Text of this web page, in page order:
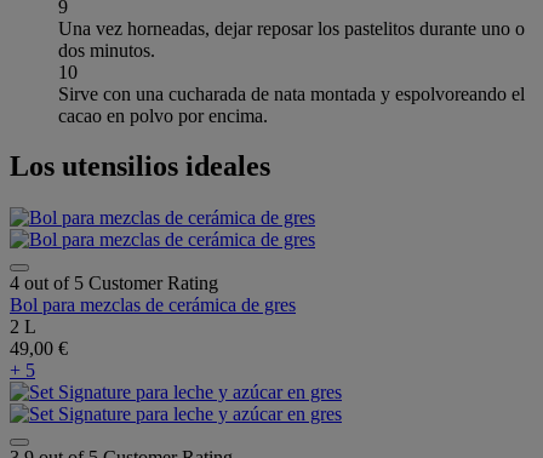
9
Una vez horneadas, dejar reposar los pastelitos durante uno o
dos minutos.
10
Sirve con una cucharada de nata montada y espolvoreando el
cacao en polvo por encima.
Los utensilios ideales
4 out of 5 Customer Rating
Bol para mezclas de cerámica de gres
2 L
49,00 €
+ 5